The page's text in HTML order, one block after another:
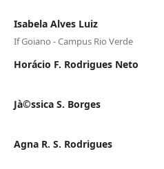
Isabela Alves Luiz
If Goiano - Campus Rio Verde
Horácio F. Rodrigues Neto
Jà©ssica S. Borges
Agna R. S. Rodrigues